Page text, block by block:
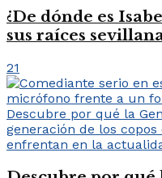
¿De dónde es
sus raíces
21